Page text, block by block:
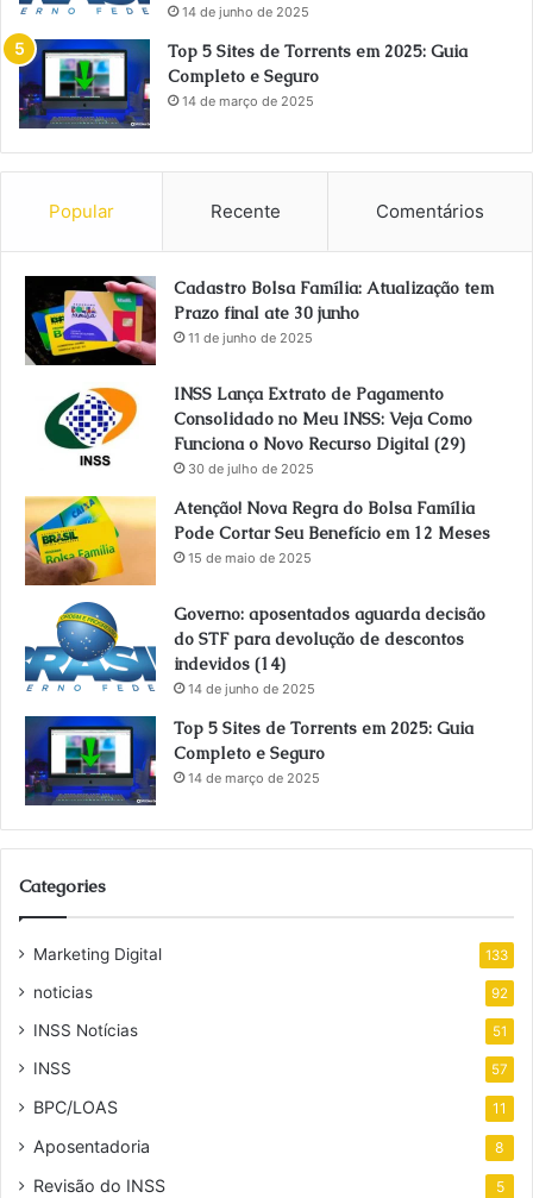
14 de junho de 2025
Top 5 Sites de Torrents em 2025: Guia
Completo e Seguro
14 de março de 2025
Popular Recente Comentários
Cadastro Bolsa Família: Atualização tem
Prazo final ate 30 junho
11 de junho de 2025
INSS Lança Extrato de Pagamento
Consolidado no Meu INSS: Veja Como
Funciona o Novo Recurso Digital (29)
30 de julho de 2025
Atenção! Nova Regra do Bolsa Família
Pode Cortar Seu Benefício em 12 Meses
15 de maio de 2025
Governo: aposentados aguarda decisão
do STF para devolução de descontos
indevidos (14)
14 de junho de 2025
Top 5 Sites de Torrents em 2025: Guia
Completo e Seguro
14 de março de 2025
Categories
Marketing Digital 133
noticias 92
INSS Notícias 51
INSS 57
BPC/LOAS 11
Aposentadoria 8
Revisão do INSS 5